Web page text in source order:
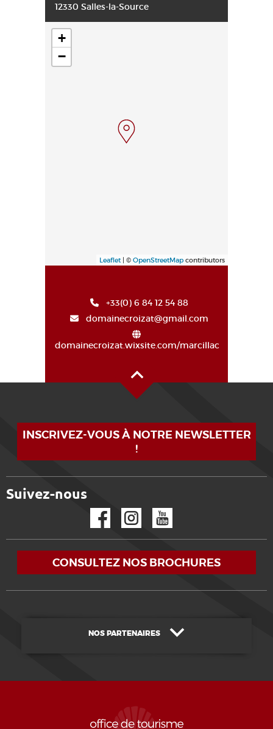
12330 Salles-la-Source
+
−
Leaflet| © OpenStreetMap contributors
+33(0) 6 84 12 54 88
domainecroizat@gmail.com
domainecroizat.wixsite.com/marcillac
INSCRIVEZ-VOUS À NOTRE NEWSLETTER
!
Suivez-nous
CONSULTEZ NOS BROCHURES
NOS PARTENAIRES